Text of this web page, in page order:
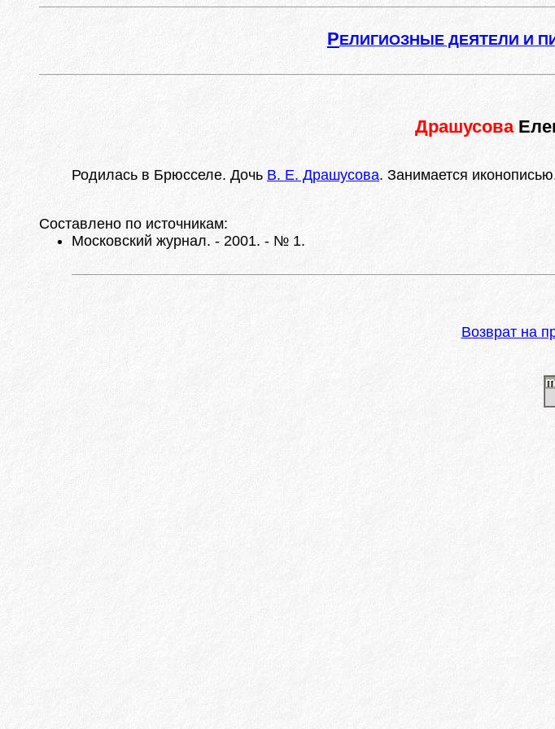
РЕЛИГИОЗНЫЕ ДЕЯТЕЛИ И
Драшусова
Родилась в Брюсселе. Дочь В. Е. Драшусова. Занимается
Составлено по источникам:
Московский журнал. - 2001. - № 1.
Возврат на